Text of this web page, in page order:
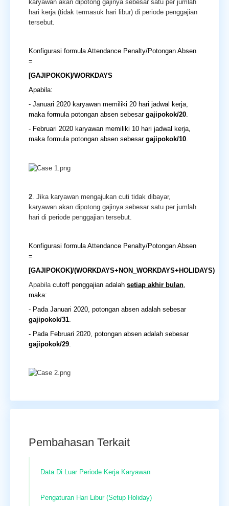
karyawan akan dipotong gajinya sebesar satu per jumlah
hari kerja (tidak termasuk hari libur) di periode penggajian
tersebut.
Konfigurasi formula Attendance Penalty/Potongan Absen
=
[GAJIPOKOK]/WORKDAYS
Apabila:
- Januari 2020 karyawan memiliki 20 hari jadwal kerja,
maka formula potongan absen sebesar gajipokok/20.
- Februari 2020 karyawan memiliki 10 hari jadwal kerja,
maka formula potongan absen sebesar gajipokok/10.
2 . Jika karyawan mengajukan cuti tidak dibayar,
karyawan akan dipotong gajinya sebesar satu per jumlah
hari di periode penggajian tersebut.
Konfigurasi formula Attendance Penalty/Potongan Absen
=
[GAJIPOKOK]/(WORKDAYS+NON_WORKDAYS+HOLIDAYS)
Apabila cutoff penggajian adalah setiap akhir bulan
maka:
- Pada Januari 2020, potongan absen adalah sebesar
gajipokok/31
- Pada Februari 2020, potongan absen adalah sebesar
gajipokok/29
Pembahasan Terkait
Data Di Luar Periode Kerja Karyawan
Pengaturan Hari Libur (Setup Holiday)